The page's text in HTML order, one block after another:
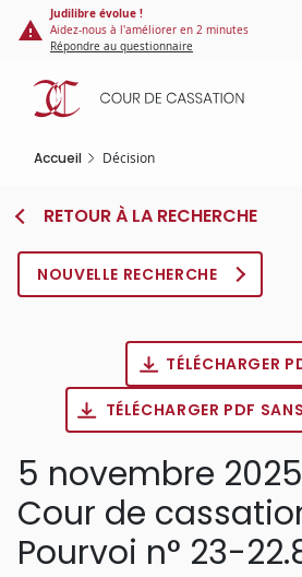
Panneau de gestion des cookies
contenu
principal
Judilibre évolue !
Aidez-nous à l'améliorer en 2 minutes
Répondre au questionnaire
Accueil Décision
RETOUR À LA RECHERCHE
NOUVELLE RECHERCHE
TÉLÉCHARGER
TÉLÉCHARGER PDF
5 novembre 2025
Cour de
Pourvoi n° 23-